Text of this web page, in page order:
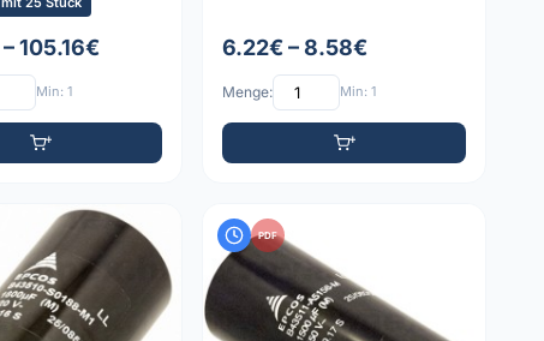
105.16€
Min: 1
6.22€ – 8.58€
Menge: Min: 1
PDF